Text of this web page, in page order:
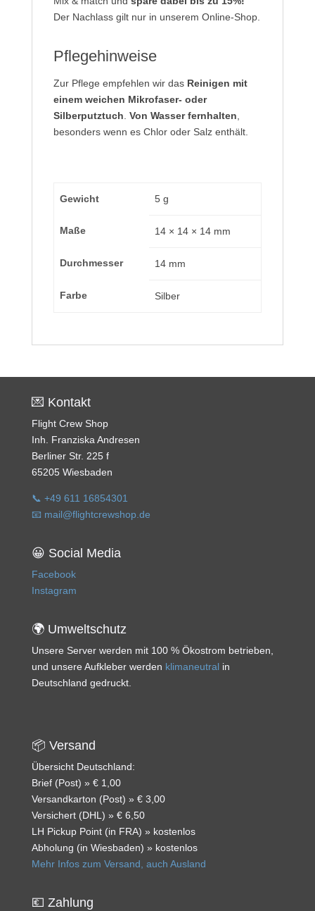
Der Nachlass gilt nur in unserem Online-Shop.
Pflegehinweise
Zur Pflege empfehlen wir das Reinigen mit
einem weichen Mikrofaser- oder
Silberputztuch. Von Wasser fernhalten,
besonders wenn es Chlor oder Salz enthält.
Gewicht 5 g
Maße 14 × 14 × 14 mm
Durchmesser 14 mm
Farbe Silber
💌 Kontakt
Flight Crew Shop
Inh. Franziska Andresen
Berliner Str. 225 f
65205 Wiesbaden
📞 +49 611 16854301
📧 mail@flightcrewshop.de
😀 Social Media
Facebook
Instagram
🌍 Umweltschutz
Unsere Server werden mit 100 % Ökostrom betrieben,
und unsere Aufkleber werden klimaneutral in
Deutschland gedruckt.
📦 Versand
Übersicht Deutschland:
Brief (Post) » € 1,00
Versandkarton (Post) » € 3,00
Versichert (DHL) » € 6,50
LH Pickup Point (in FRA) » kostenlos
Abholung (in Wiesbaden) » kostenlos
Mehr Infos zum Versand, auch Ausland
💶 Zahlung